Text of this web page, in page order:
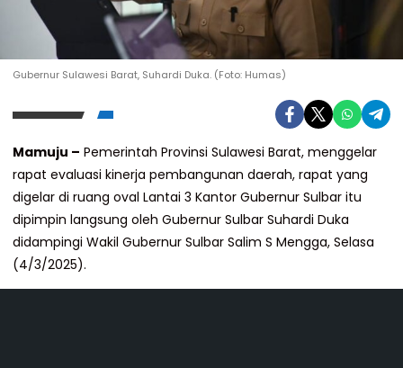
Gubernur Sulawesi Barat, Suhardi Duka. (Foto: Humas)
Mamuju – Pemerintah Provinsi Sulawesi Barat, menggelar
rapat evaluasi kinerja pembangunan daerah, rapat yang
digelar di ruang oval Lantai 3 Kantor Gubernur Sulbar itu
dipimpin langsung oleh Gubernur Sulbar Suhardi Duka
didampingi Wakil Gubernur Sulbar Salim S Mengga, Selasa
(4/3/2025).